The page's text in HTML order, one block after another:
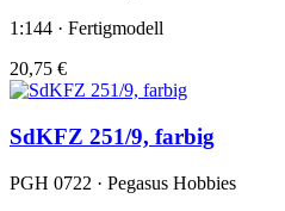
1:144 · Fertigmodell
20,75 €
SdKFZ 251/9, farbig
PGH 0722 · Pegasus Hobbies